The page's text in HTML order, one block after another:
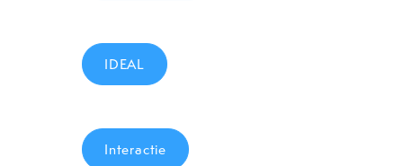
IDEAL
Interactie